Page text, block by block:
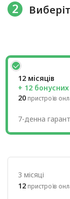
2
12 місяців
+ 12 бонусних
20 пристроїв
7-денна
3 місяці
12 пристроїв